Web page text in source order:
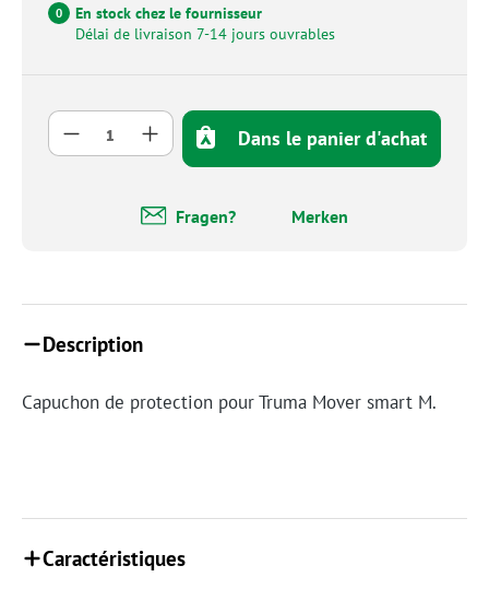
0
En stock chez le fournisseur
Délai de livraison 7-14 jours ouvrables
Quantité de produit : Entrez la quantité
Dans le panier d'achat
Fragen? Merken
Description
Capuchon de protection pour Truma Mover smart M.
Caractéristiques